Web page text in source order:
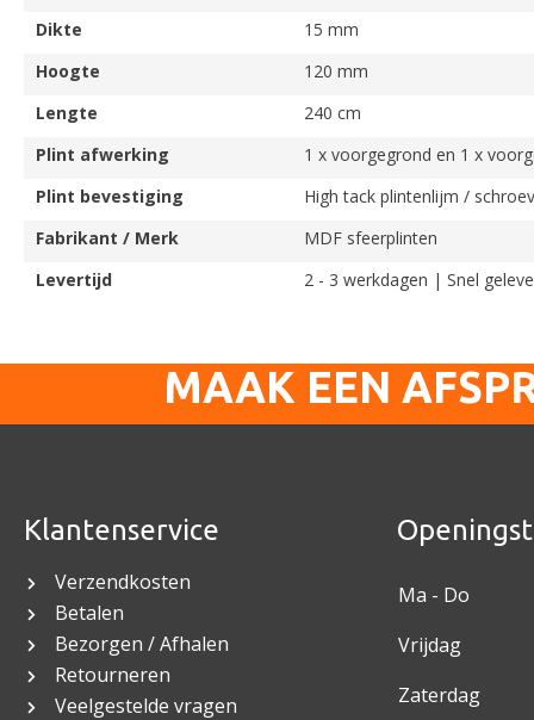
gallerij
Dikte
15 mm
Hoogte
120 mm
Lengte
240 cm
Plint afwerking
1 x voorgegrond en 1 x
Plint bevestiging
High tack plintenlijm /
Fabrikant / Merk
MDF sfeerplinten
Levertijd
2 - 3 werkdagen | Snel
MAAK EEN
Klantenservice
Verzendkosten
Betalen
Bezorgen / Afhalen
Retourneren
Veelgestelde vragen
Ma - Do
Vrijdag
Zaterdag